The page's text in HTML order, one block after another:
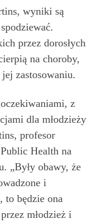
wyniki są
przez dorosłych
na choroby,
zastosowaniu.
z
dla młodzieży
profesor
Health na
„Były obawy, że
i
to będzie ona
młodzież i